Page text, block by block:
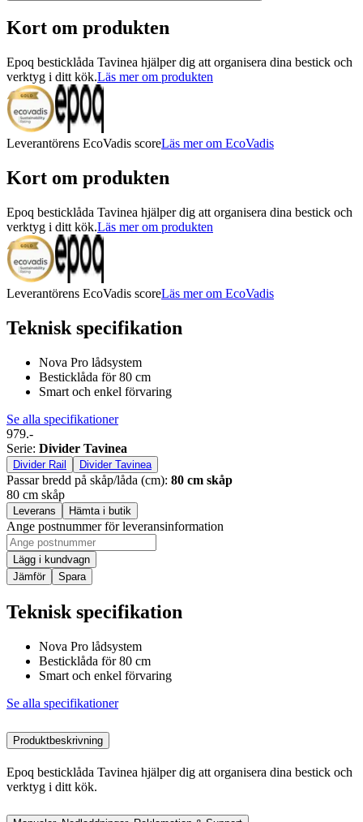
Kort om produkten
Epoq besticklåda Tavinea hjälper dig att organisera dina bestick och
verktyg i ditt kök.Läs mer om produkten
Leverantörens EcoVadis scoreLäs mer om EcoVadis
Kort om produkten
Epoq besticklåda Tavinea hjälper dig att organisera dina bestick och
verktyg i ditt kök.Läs mer om produkten
Leverantörens EcoVadis scoreLäs mer om EcoVadis
Teknisk specifikation
Nova Pro lådsystem
Besticklåda för 80 cm
Smart och enkel förvaring
Se alla specifikationer
979.-
Serie: Divider Tavinea
Divider Rail Divider Tavinea
Passar bredd på skåp/låda (cm): 80 cm skåp
80 cm skåp
Leverans Hämta i butik
Ange postnummer för leveransinformation
Lägg i kundvagn
Jämför
Spara
Teknisk specifikation
Nova Pro lådsystem
Besticklåda för 80 cm
Smart och enkel förvaring
Se alla specifikationer
Produktbeskrivning
Epoq besticklåda Tavinea hjälper dig att organisera dina bestick och
verktyg i ditt kök.